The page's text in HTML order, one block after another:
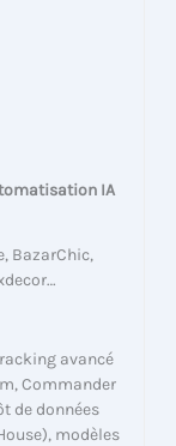
IA
BazarChic,
avancé
Commander
de données
modèles